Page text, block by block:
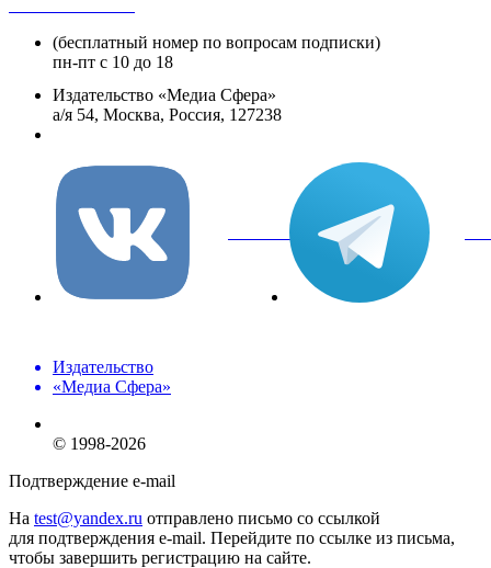
(бесплатный номер по вопросам подписки)
пн-пт с 10 до 18
Издательство «Медиа Сфера»
а/я 54, Москва, Россия, 127238
вКонтакте
Издательство
«Медиа Сфера»
© 1998-2026
Подтверждение e-mail
На test@yandex.ru отправлено письмо со ссылкой
для подтверждения e-mail. Перейдите по ссылке из письма,
чтобы завершить регистрацию на сайте.